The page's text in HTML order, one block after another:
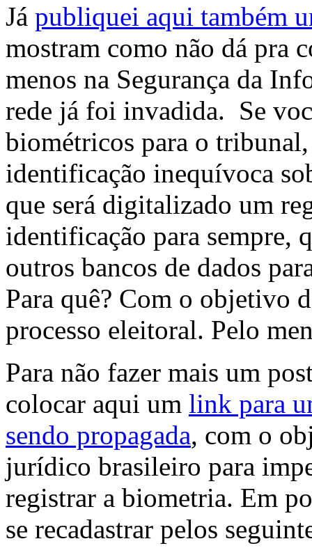
Já publiquei aqui também
mostram como não dá pra
menos na Segurança da
rede já foi invadida. Se
biométricos para o tribunal,
identificação inequívoca
que será digitalizado um
identificação para sempre,
outros bancos de dados
Para quê? Com o objetivo
processo eleitoral. Pelo
Para não fazer mais um
colocar aqui um link para
sendo propagada, com o
jurídico brasileiro para
registrar a biometria. Em
se recadastrar pelos